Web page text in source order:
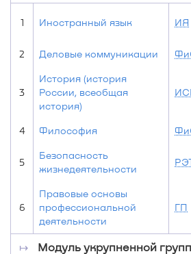
1 Иностранный язык ИЯ
2 Деловые коммуникации
3
История (история
России, всеобщая
история)
4 Философия
5
Безопасность
жизнедеятельности
6
Правовые основы
профессиональной
деятельности
ГП
↦ Модуль укрупненной